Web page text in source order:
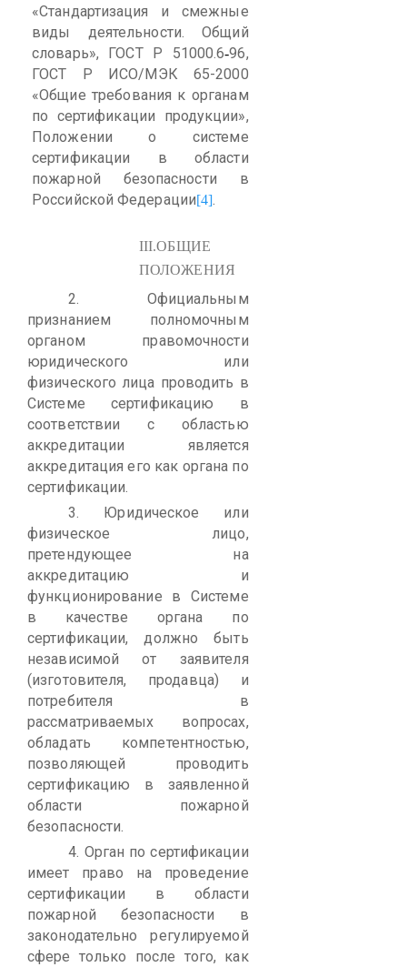
«Стандартизация и смежные
виды деятельности. Общий
словарь», ГОСТ Р 51000.6-96,
ГОСТ Р ИСО/МЭК 65-2000
«Общие требования к органам
по сертификации продукции»,
Положении о системе
сертификации в области
пожарной безопасности в
Российской Федерации[4]
III.ОБЩИЕ
ПОЛОЖЕНИЯ
2. Официальным
признанием полномочным
органом правомочности
юридического или
физического лица проводить в
Системе сертификацию в
соответствии с областью
аккредитации является
аккредитация его как органа по
сертификации.
3. Юридическое или
физическое лицо,
претендующее на
аккредитацию и
функционирование в Системе
в качестве органа по
сертификации, должно быть
независимой от заявителя
(изготовителя, продавца) и
потребителя в
рассматриваемых вопросах,
обладать компетентностью,
позволяющей проводить
сертификацию в заявленной
области пожарной
безопасности.
4. Орган по сертификации
имеет право на проведение
сертификации в области
пожарной безопасности в
законодательно регулируемой
сфере только после того, как